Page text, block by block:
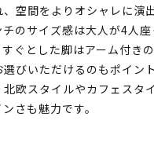
空間をよりオシャレに演
のサイズ感は大人が4人
ぐとした脚はアーム付き
びいただけるのもポイン
欧スタイルやカフェスタ
さも魅力です。